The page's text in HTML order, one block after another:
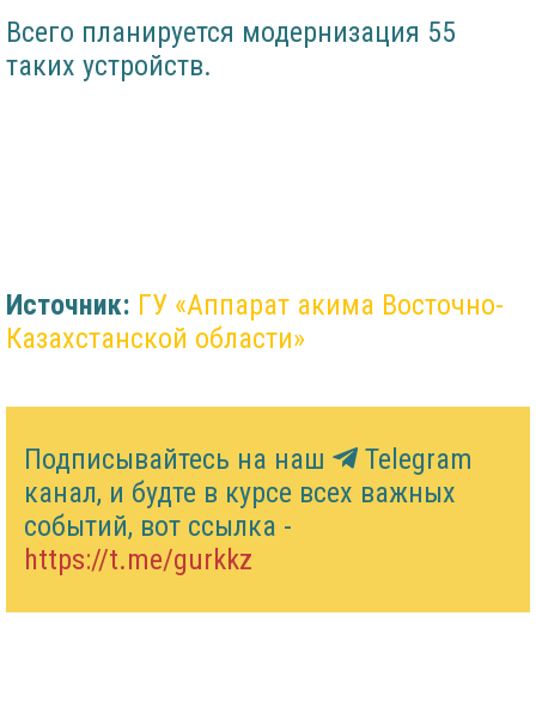
Всего планируется модернизация 55
таких устройств.
Источник: ГУ «Аппарат акима Восточно-
Казахстанской области»
Подписывайтесь на наш
Telegram
канал, и будте в курсе всех важных
событий, вот ссылка -
https://t.me/gurkkz